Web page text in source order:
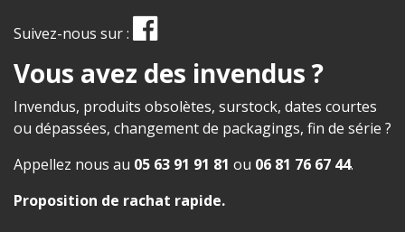
Suivez-nous sur :
Vous avez des invendus ?
Invendus, produits obsolètes, surstock, dates courtes
ou dépassées, changement de packagings, fin de série ?
Appellez nous au 05 63 91 91 81 ou 06 81 76 67 44.
Proposition de rachat rapide.